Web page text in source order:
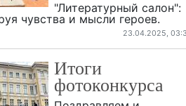
"Литературный салон":
чувства и мысли героев.
23.04.2025,
Итоги
фотоконкурса